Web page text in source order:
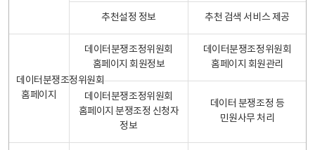
추천설정 정보 추천 검색 서비스 제공
데이터분쟁조정위원회
홈페이지
데이터분쟁조정위원회
홈페이지 회원정보
데이터분쟁조정위원회
홈페이지 회원관리
데이터분쟁조정위원회
홈페이지 분쟁조정 신청자
정보
데이터 분쟁조정 등
민원사무 처리